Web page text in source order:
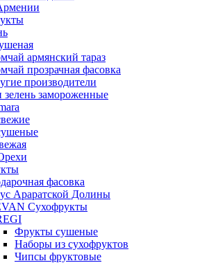
армянский тараз
прозрачная фасовка
производители
замороженные
фасовка
Араратской Долины
Сухофрукты
Фрукты сушеные
Наборы из сухофруктов
Чипсы фруктовые